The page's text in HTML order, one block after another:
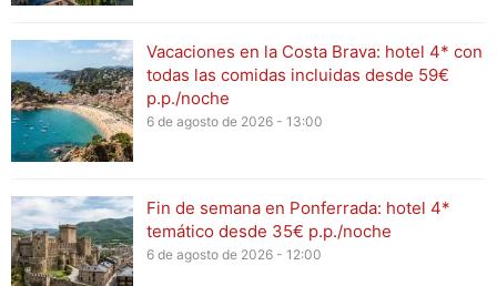
Vacaciones en la Costa Brava: hotel 4* con
todas las comidas incluidas desde 59€
p.p./noche
6 de agosto de 2026 - 13:00
Fin de semana en Ponferrada: hotel 4*
temático desde 35€ p.p./noche
6 de agosto de 2026 - 12:00